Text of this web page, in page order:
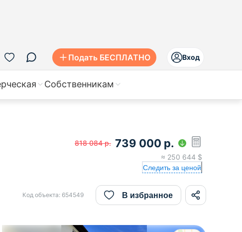
Подать БЕСПЛАТНО Вход
Собственникам
818 084 р. 739 000 р.
≈ 250 644 $
Следить за ценой
Код объекта: 654549 В избранное